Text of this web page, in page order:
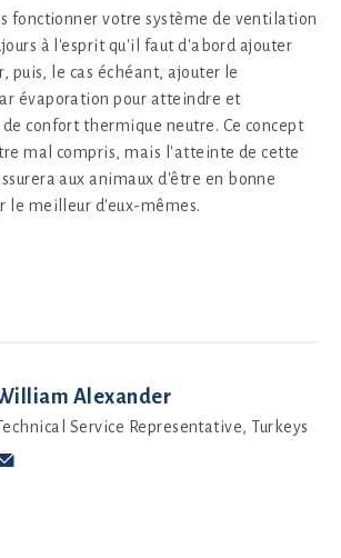
fonctionner votre système de ventilation
à l'esprit qu'il faut d'abord ajouter
puis, le cas échéant, ajouter le
évaporation pour atteindre et
confort thermique neutre. Ce concept
mal compris, mais l'atteinte de cette
aux animaux d'être en bonne
le meilleur d'eux-mêmes.
Alexander
Service Representative, Turkeys